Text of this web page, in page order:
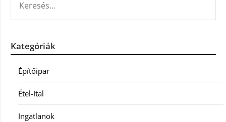
Kategóriák
Építőipar
Étel-Ital
Ingatlanok